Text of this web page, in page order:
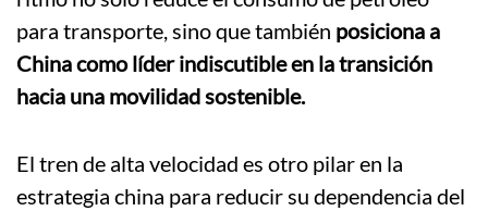
para transporte, sino que también posiciona a
China como líder indiscutible en la transición
hacia una movilidad sostenible.
El tren de alta velocidad es otro pilar en la
estrategia china para reducir su dependencia del